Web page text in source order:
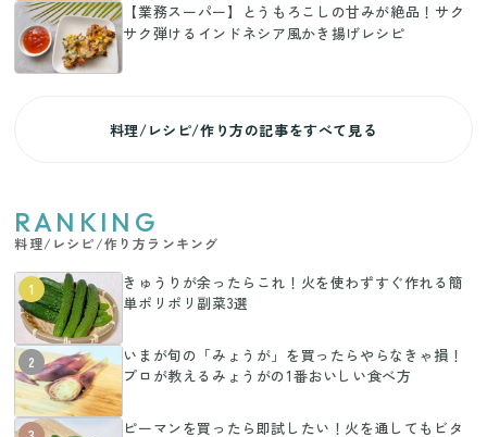
【業務スーパー】とうもろこしの甘みが絶品！サク
サク弾けるインドネシア風かき揚げレシピ
料理/レシピ/作り方の記事をすべて見る
RANKING
料理/レシピ/作り方ランキング
1
きゅうりが余ったらこれ！火を使わずすぐ作れる簡
単ポリポリ副菜3選
2
いまが旬の「みょうが」を買ったらやらなきゃ損！
プロが教えるみょうがの1番おいしい食べ方
ピーマンを買ったら即試したい！火を通してもビタ